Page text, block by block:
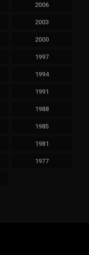
2006
2003
2000
1997
1994
1991
1988
1985
1981
1977